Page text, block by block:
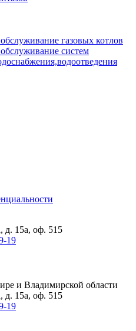
газовых котлов
систем
д. 15а, оф. 515
19
и Владимирской области
д. 15а, оф. 515
19